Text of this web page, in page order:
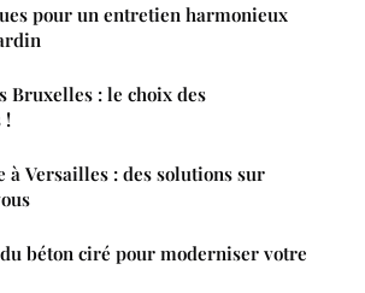
pour un entretien harmonieux
Bruxelles : le choix des
!
à Versailles : des solutions sur
béton ciré pour moderniser votre